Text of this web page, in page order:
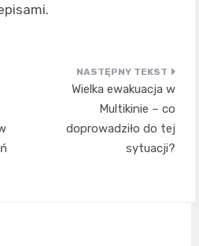
Wielka ewakuacja w
Multikinie – co
doprowadziło do tej
sytuacji?